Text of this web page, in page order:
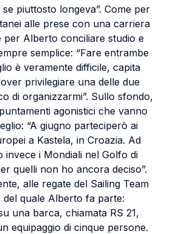
piuttosto longeva”. Come per
alle prese con una carriera
per Alberto conciliare studio e
semplice: “Fare entrambe
è veramente difficile, capita
privilegiare una delle due
di organizzarmi”. Sullo sfondo,
agonistici che vanno
“A giugno parteciperò ai
a Kastela, in Croazia. Ad
invece i Mondiali nel Golfo di
quelli non ho ancora deciso”.
alle regate del Sailing Team
del quale Alberto fa parte:
una barca, chiamata RS 21,
equipaggio di cinque persone.